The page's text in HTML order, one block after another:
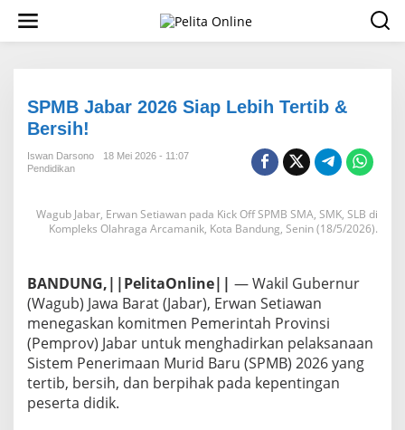
w
SPMB Jabar 2026 Siap Lebih Tertib &
Bersih!
Iswan Darsono
18 Mei 2026 - 11:07
Pendidikan
Wagub Jabar, Erwan Setiawan pada Kick Off SPMB SMA, SMK, SLB di
Kompleks Olahraga Arcamanik, Kota Bandung, Senin (18/5/2026).
BANDUNG,||PelitaOnline|| — Wakil Gubernur
(Wagub) Jawa Barat (Jabar), Erwan Setiawan
menegaskan komitmen Pemerintah Provinsi
(Pemprov) Jabar untuk menghadirkan pelaksanaan
Sistem Penerimaan Murid Baru (SPMB) 2026 yang
tertib, bersih, dan berpihak pada kepentingan
peserta didik.